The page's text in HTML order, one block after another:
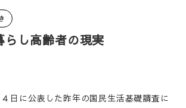
らし高齢者の現実
日に公表した昨年の国民生活基礎調査に